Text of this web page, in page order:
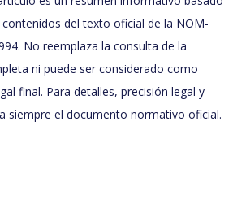
del texto oficial de la NOM-
No reemplaza la consulta de la
ni puede ser considerado como
final. Para detalles, precisión legal y
siempre el documento normativo oficial.